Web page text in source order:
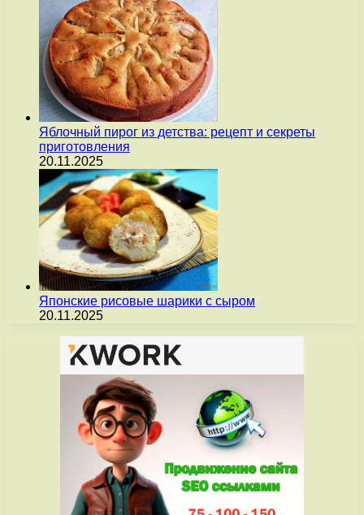
Яблочный пирог из детства: рецепт и секреты
приготовления
20.11.2025
Японские рисовые шарики с сыром
20.11.2025